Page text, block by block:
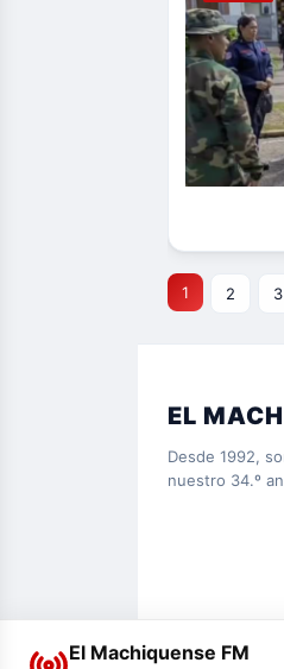
1 2 3
El Machiquense FM
EL
Desde 1992,
nuestro 34.º